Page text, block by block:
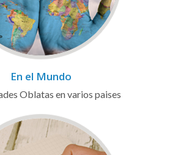
En el Mundo
Oblatas en varios paises